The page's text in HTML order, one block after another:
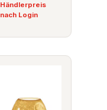
Händlerpreis
nach Login